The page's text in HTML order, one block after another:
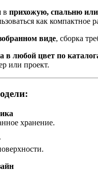
в прихожую, спальню
как компактное
виде, сборка
в любой цвет по
или проект.
хранение.